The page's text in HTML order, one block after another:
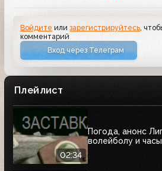
Войдите илизарегистрируйтесь ,
комментарий
Вход через Телеграм
Плейлист
02:34
Погода, анонс
волейболу и